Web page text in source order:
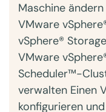
Maschine
VMware
vSphere®
VMware
Scheduler™-
verwalten Einen
konfigurieren